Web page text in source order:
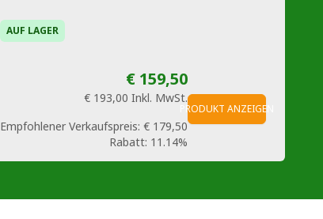
AUF LAGER
€ 159,50
€ 193,00 Inkl. MwSt.
Empfohlener Verkaufspreis: € 179,50
Rabatt: 11.14%
PRODUKT ANZEIGEN